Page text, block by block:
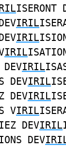
ISERONT
IRIL
IRIL
IRIL
IRIL
DEVIRIL
DEVIRIL
VIRIL
DEVIRIL
DEV